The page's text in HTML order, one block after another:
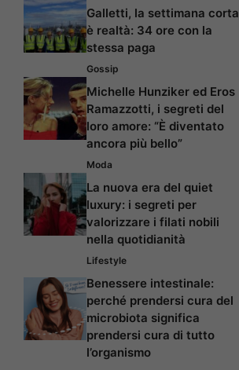
Galletti, la settimana corta
è realtà: 34 ore con la
stessa paga
Gossip
Michelle Hunziker ed Eros
Ramazzotti, i segreti del
loro amore: “È diventato
ancora più bello”
Moda
La nuova era del quiet
luxury: i segreti per
valorizzare i filati nobili
nella quotidianità
Lifestyle
Benessere intestinale:
perché prendersi cura del
microbiota significa
prendersi cura di tutto
l’organismo